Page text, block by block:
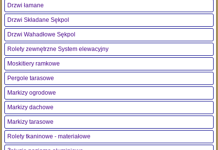
Drzwi łamane
Drzwi Składane Sękpol
Drzwi Wahadłowe Sękpol
Rolety zewnętrzne System elewacyjny
Moskitiery ramkowe
Pergole tarasowe
Markizy ogrodowe
Markizy dachowe
Markizy tarasowe
Rolety tkaninowe - materiałowe